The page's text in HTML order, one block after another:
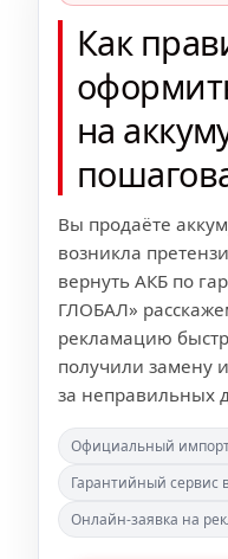
Как
на
Вы продаёте
возникла
вернуть АКБ по
ГЛОБАЛ»
рекламацию
получили замену
за неправильных
Официальный
Гарантийный сервис
Онлайн‑заявка на